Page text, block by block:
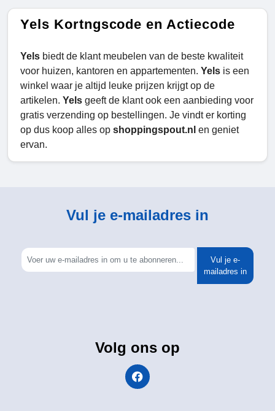
Yels Kortngscode en Actiecode
Yels biedt de klant meubelen van de beste kwaliteit
voor huizen, kantoren en appartementen. Yels is een
winkel waar je altijd leuke prijzen krijgt op de
artikelen. Yels geeft de klant ook een aanbieding voor
gratis verzending op bestellingen. Je vindt er korting
op dus koop alles op shoppingspout.nl en geniet
ervan.
Vul je e-mailadres in
Vul je e-
mailadres in
Volg ons op